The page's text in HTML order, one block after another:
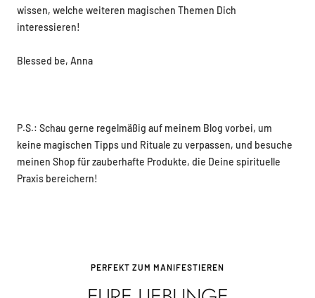
wissen, welche weiteren magischen Themen Dich
interessieren!
Blessed be, Anna
P.S.: Schau gerne regelmäßig auf meinem Blog vorbei, um
keine magischen Tipps und Rituale zu verpassen, und besuche
meinen Shop für zauberhafte Produkte, die Deine spirituelle
Praxis bereichern!
PERFEKT ZUM MANIFESTIEREN